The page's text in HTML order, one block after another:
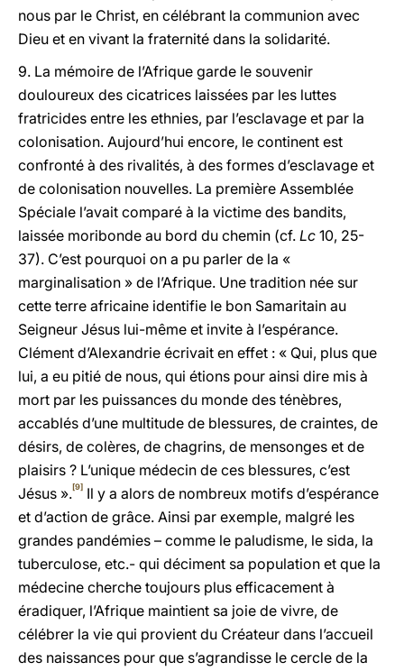
nous par le Christ, en célébrant la communion avec
Dieu et en vivant la fraternité dans la solidarité.
9. La mémoire de l’Afrique garde le souvenir
douloureux des cicatrices laissées par les luttes
fratricides entre les ethnies, par l’esclavage et par la
colonisation. Aujourd’hui encore, le continent est
confronté à des rivalités, à des formes d’esclavage et
de colonisation nouvelles. La première Assemblée
Spéciale l’avait comparé à la victime des bandits,
laissée moribonde au bord du chemin (cf. Lc 10, 25-
37). C’est pourquoi on a pu parler de la «
marginalisation » de l’Afrique. Une tradition née sur
cette terre africaine identifie le bon Samaritain au
Seigneur Jésus lui-même et invite à l’espérance.
Clément d’Alexandrie écrivait en effet : « Qui, plus que
lui, a eu pitié de nous, qui étions pour ainsi dire mis à
mort par les puissances du monde des ténèbres,
accablés d’une multitude de blessures, de craintes, de
désirs, de colères, de chagrins, de mensonges et de
plaisirs ? L’unique médecin de ces blessures, c’est
Jésus ».[9] Il y a alors de nombreux motifs d’espérance
et d’action de grâce. Ainsi par exemple, malgré les
grandes pandémies – comme le paludisme, le sida, la
tuberculose, etc.- qui déciment sa population et que la
médecine cherche toujours plus efficacement à
éradiquer, l’Afrique maintient sa joie de vivre, de
célébrer la vie qui provient du Créateur dans l’accueil
des naissances pour que s’agrandisse le cercle de la